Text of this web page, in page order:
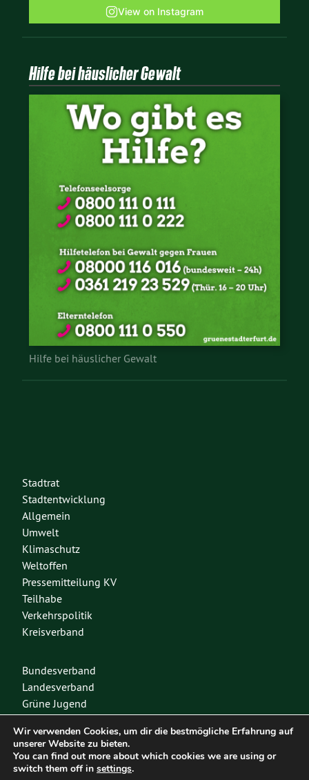
View on Instagram
Hilfe bei häuslicher Gewalt
Hilfe bei häuslicher Gewalt
Stadtrat
Stadtentwicklung
Allgemein
Umwelt
Klimaschutz
Weltoffen
Pressemitteilung KV
Teilhabe
Verkehrspolitik
Kreisverband
Bundesverband
Landesverband
Grüne Jugend
Spenden
Mitglied werden
Wir verwenden Cookies, um dir die bestmögliche Erfahrung auf
unserer Website zu bieten.
You can find out more about which cookies we are using or
switch them off in settings.